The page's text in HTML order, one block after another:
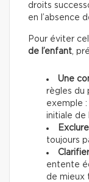
droits
en l’absence
Pour éviter
de l’enfant ,
Une
règles du
exemple
initiale de
toujours
entente
de mieux